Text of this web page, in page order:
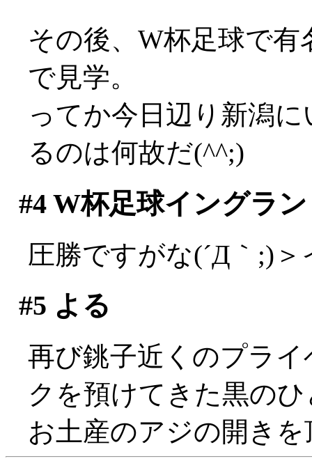
その後、W杯足球で
で見学。
ってか今日辺り新潟
るのは何故だ(^^;)
#4W杯足球イングラ
圧勝ですがな(´Д｀;)
#5 よる
再び銚子近くのプラ
クを預けてきた黒のひ
お土産のアジの開き